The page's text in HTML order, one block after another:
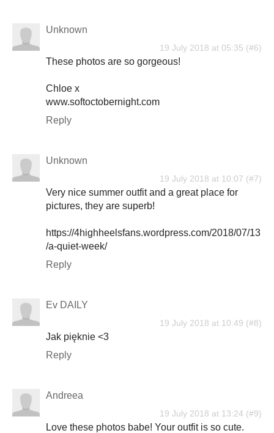
Unknown
19 July 2018 at 05:35
These photos are so gorgeous!
Chloe x
www.softoctobernight.com
Reply
Unknown
19 July 2018 at 10:07
Very nice summer outfit and a great place for
pictures, they are superb!
https://4highheelsfans.wordpress.com/2018/07/13
/a-quiet-week/
Reply
Ev DAILY
19 July 2018 at 10:49
Jak pięknie <3
Reply
Andreea
19 July 2018 at 13:24
Love these photos babe! Your outfit is so cute.